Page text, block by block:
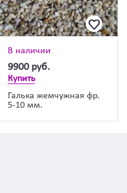
В наличии
9900 руб.
Купить
Галька жемчужная фр.
5-10 мм.